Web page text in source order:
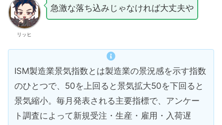
リッヒ
急激な落ち込みじゃなければ大丈夫や
ISM製造業景気指数とは製造業の景況感を示す指数
のひとつで、50を上回ると景気拡大50を下回ると
景気縮小。毎月発表される主要指標で、アンケー
ト調査によって新規受注・生産・雇用・入荷遅